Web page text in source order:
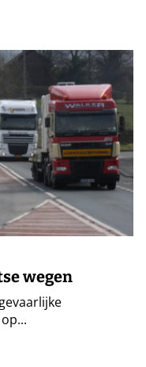
wegen